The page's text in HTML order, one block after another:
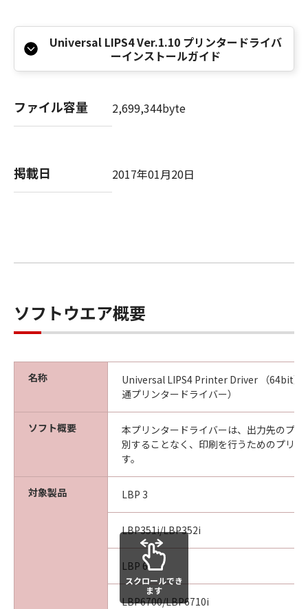
10．分離可能性
本契約書のいずれかの条項またはその一部が法
律により無効であると決定された場合でも、そ
の他の条項は完全に有効に存続するものとしま
以 上
No.026373
Universal LIPS4 Ver.1.10 プリンタードライバ
ーインストールガイド
ファイル容量 2,699,344byte
掲載日 2017年01月20日
ソフトウエア概要
名称
Universal LIPS4 Printer Driver （64bit）
通プリンタードライバー）
ソフト概要
本プリンタードライバーは、出力先のプ
別することなく、印刷を行うためのプリ
す。
対象製品 LBP 3
LBP351i/LBP352i
LBP 6
LBP6700/LBP6710i
スクロールでき
ます